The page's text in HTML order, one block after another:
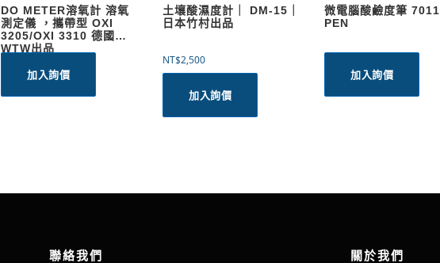
DO METER溶氧計 溶氧
測定儀 ，攜帶型 OXI
3205/OXI 3310 德國
WTW出品
加入詢價
土壤酸濕度計｜ DM-15｜
日本竹村出品
NT$2,500
加入詢價
微電腦酸鹼度筆
PEN
加入詢價
聯絡我們 關於我們